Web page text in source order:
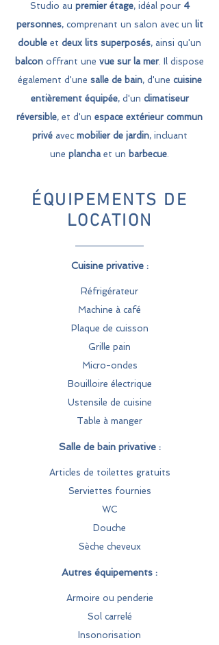
Studio au premier étage, idéal pour 4
personnes, comprenant un salon avec un lit
double et deux lits superposés, ainsi qu'un
balcon offrant une vue sur la mer. Il dispose
également d'une salle de bain, d'une cuisine
entièrement équipée, d'un climatiseur
réversible, et d'un espace extérieur commun
privéavec mobilier de jardin, incluant
une plancha et un barbecue.
ÉQUIPEMENTS DE
LOCATION
Cuisine privative :
Réfrigérateur
Machine à café
Plaque de cuisson
Grille pain
Micro-ondes
Bouilloire électrique
Ustensile de cuisine
Table à manger
Salle de bain privative :
Articles de toilettes gratuits
Serviettes fournies
WC
Douche
Sèche cheveux
Autres équipements :
Armoire ou penderie
Sol carrelé
Insonorisation